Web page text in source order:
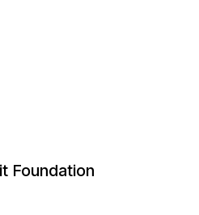
Foundation